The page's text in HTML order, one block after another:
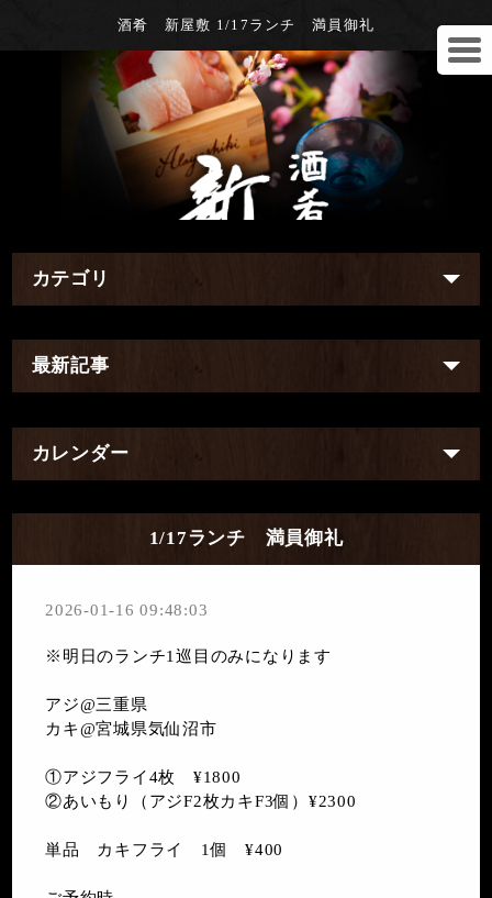
酒肴 新屋敷 1/17ランチ 満員御礼
カテゴリ
最新記事
カレンダー
1/17ランチ 満員御礼
2026-01-16 09:48:03
※明日のランチ1巡目のみになります
アジ@三重県
カキ@宮城県気仙沼市
①アジフライ4枚 ¥1800
②あいもり（アジF2枚カキF3個）¥2300
単品 カキフライ 1個 ¥400